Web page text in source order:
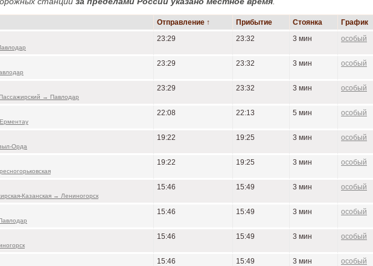
Отправление ↑ Прибытие Стоянка
График
23:29 23:32 3 мин особый
23:29 23:32 3 мин особый
→ Павлодар
23:29 23:32 3 мин особый
22:08 22:13 5 мин особый
Орда
19:22 19:25 3 мин особый
19:22 19:25 3 мин особый
Казанская → Лениногорск
15:46 15:49 3 мин особый
15:46 15:49 3 мин особый
15:46 15:49 3 мин особый
15:46 15:49 3 мин особый